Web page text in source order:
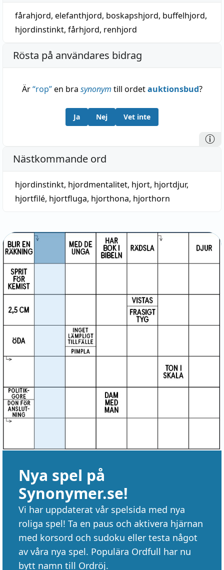
se d. o.
fårahjord, elefanthjord, boskapshjord, buffelhjord,
hjordinstinkt, fårhjord, renhjord
Rösta på användares bidrag
Är“rop”en bra synonym till ordetauktionsbud?
Ja Nej Vet inte
Nästkommande ord
hjordinstinkt, hjordmentalitet, hjort, hjortdjur,
hjortfilé, hjortfluga, hjorthona, hjorthorn
Nya spel på
Synonymer.se!
Vi har uppdaterat vår spelsida med nya
roliga spel! Ta en paus och aktivera hjärnan
med korsord och sudoku eller testa något
av våra nya spel. Populära Ordfull har nu
bytt namn till Ordröj.